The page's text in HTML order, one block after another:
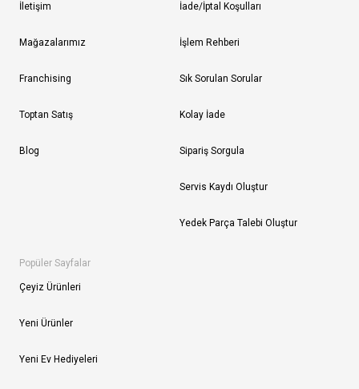
İletişim
Mağazalarımız
Franchising
Toptan Satış
Blog
İade/İptal Koşulları
İşlem Rehberi
Sık Sorulan Sorular
Kolay İade
Sipariş Sorgula
Servis Kaydı Oluştur
Yedek Parça Talebi Oluştur
Popüler Sayfalar
Çeyiz Ürünleri
Yeni Ürünler
Yeni Ev Hediyeleri